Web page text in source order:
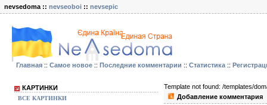
nevsedoma :: nevseoboi :: nevsepic
Главная :: Самое новое :: Последние комментарии :: Статистика ::
КАРТИНКИ
ВСЕ КАРТИНКИ
Template not found: /templates/
Добавление комментария